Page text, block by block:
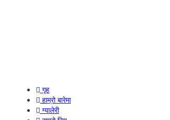
गृह
हाम्रो बारेमा
ग्यालेरी